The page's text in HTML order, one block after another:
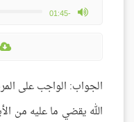
-01:45
max volume
الجواب: الواجب على
الله يقضي ما عليه من